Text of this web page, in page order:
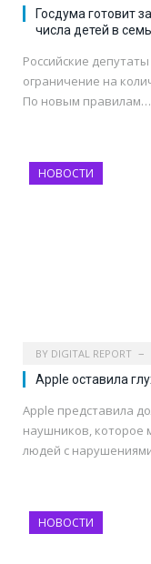
Госдума готовит
числа детей в
Российские
ограничение на
По новым правилам…
НОВОСТИ
BY DIGITAL REPORT
Apple оставила
Apple представила
наушников, которое
людей с
НОВОСТИ